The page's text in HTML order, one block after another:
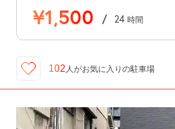
¥1,500 / 24 時間
102 人がお気に入りの駐車場